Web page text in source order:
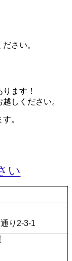
さい。
ます！
しください。
。
い
り2-3-1